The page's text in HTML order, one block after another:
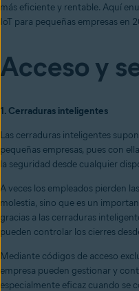
más eficiente y rentable. Aquí
IoT para pequeñas empresas en
Acceso y
1. Cerraduras inteligentes
Las cerraduras inteligentes
pequeñas empresas, pues con
la seguridad desde cualquier
A veces los empleados pierden
molestia, sino que es un
gracias a las cerraduras
pueden controlar los cierres
Mediante códigos de acceso
empresa pueden gestionar y
especialmente eficaz cuando se